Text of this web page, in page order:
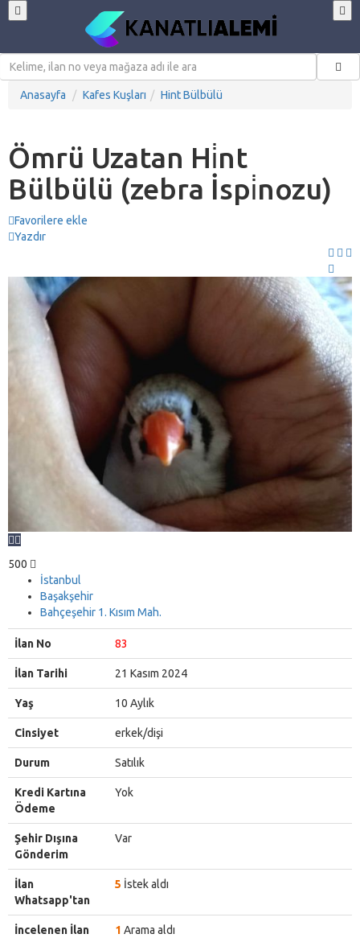
Anasayfa Kafes Kuşları Hint Bülbülü
Ömrü Uzatan Hi̇nt
Bülbülü (zebra İspi̇nozu)
Favorilere ekle
Yazdır
500
İstanbul
Başakşehir
Bahçeşehir 1. Kısım Mah.
İlan No 83
İlan Tarihi 21 Kasım 2024
Yaş 10 Aylık
Cinsiyet erkek/dişi
Durum Satılık
Kredi Kartına
Ödeme
Yok
Şehir Dışına
Gönderim
Var
İlan
Whatsapp'tan
5 İstek aldı
İncelenen İlan 1 Arama aldı